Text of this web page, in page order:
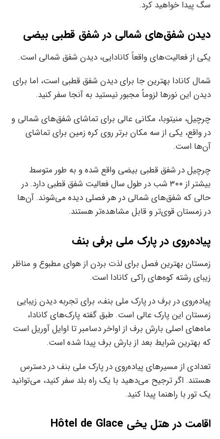
سگ پیدا خواهید کرد.
دیدن شفق‌های شمالی در شفق قطبی بیضی
یکی از فعالیت‌های واقعاً کانادایی، دیدن شفق شمالی است.
شمال کانادا بهترین جا برای دیدن شفق قطبی است، اما برای
دیدن این نورها لزوماً مجبور نیستید به آنجا سفر کنید.
چرچیل، منیتوبا، مکانی عالی برای تماشای شفق‌های شمالی و
در واقع، یکی از سه مکان برتر روی کره زمین برای تماشای
آن‌ها است.
چرچیل در شفق قطبی بیضی واقع شده و به طور متوسط
بیشتر از ۳۰۰ شب در طول سال فعالیت شفق قطبی دارد. در
حالی که شفق‌های شمالی در هر فصلی دیده می‌شوند. آن‌ها
در زمستان قوی‌تر و قابل مشاهده‌تر هستند.
پیاده‌روی در پارک ملی برفی بنف
زمستان بهترین فصل برای لذت بردن از هوای مطبوع و مناظر
زیبای رشته کوه‌های راکی کانادا است.
پیاده‌روی در برف در پارک ملی بنف، برای تجربه دیدن زیبایی
زمستان این پارک عالی است. طبق گفته پارک‌های کانادا،
ماه‌های اصلی بارش برف از اواخر دسامبر تا اوایل آوریل است
که بهترین شرایط بعد از بارش برف پیدا شده است.
تعدادی از مسیرهای پیاده‌روی در پارک ملی بنف در دسترس
هستند. اگر ترجیح می‌دهید با یک راه بلد سفر کنید، می‌توانید
یک تور با راهنما پیدا کنید.
اقامت در هتل یخی Hôtel de Glace